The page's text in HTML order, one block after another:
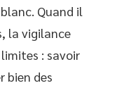
Quand il
la vigilance
limites : savoir
bien des